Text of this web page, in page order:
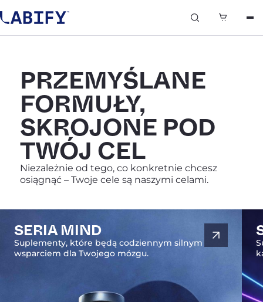
PRZEMYŚLANE
FORMUŁY,
SKROJONE POD
TWÓJ CEL
Niezależnie od tego, co konkretnie chcesz
osiągnąć – Twoje cele są naszymi celami.
SERIA MIND
Suplementy, które będą codziennym silnym
wsparciem dla Twojego mózgu.